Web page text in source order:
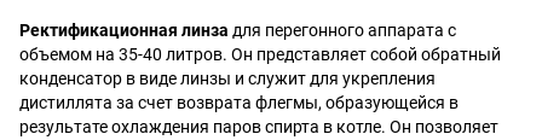
Ректификационная линза для перегонного аппарата с
объемом на 35-40 литров. Он представляет собой обратный
конденсатор в виде линзы и служит для укрепления
дистиллята за счет возврата флегмы, образующейся в
результате охлаждения паров спирта в котле. Он позволяет